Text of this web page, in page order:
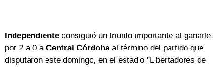
Independiente consiguió un triunfo importante al ganarle
por 2 a 0 a Central Córdobaal término del partido que
disputaron este domingo, en el estadio "Libertadores de